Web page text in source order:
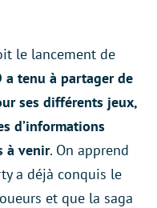
le lancement de
a tenu à partager de
ses différents jeux,
d’informations
à venir. On apprend
a déjà conquis le
et que la saga